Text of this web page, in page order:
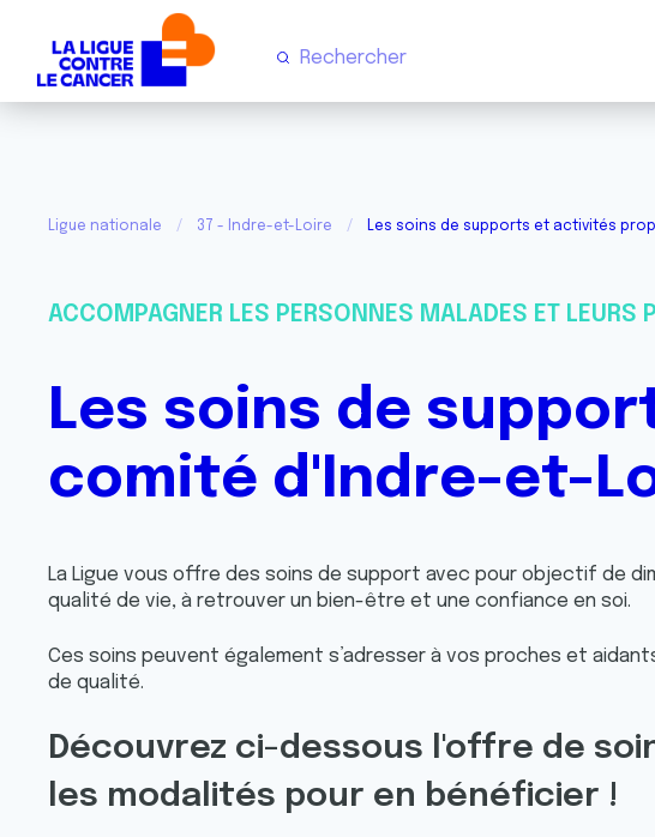
Ligue nationale 37 - Indre-et-Loire Les soins de supports et activités
ACCOMPAGNER LES PERSONNES MALADES ET LEURS
Les soins de
comité d'Indre-et-
La Ligue vous offre des soins de support avec pour objectif de
qualité de vie, à retrouver un bien-être et une confiance en soi.
Ces soins peuvent également s’adresser à vos proches et
de qualité.
Découvrez ci-dessous l'offre de
les modalités pour en bénéficier !